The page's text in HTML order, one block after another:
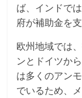
ば、インドで
府が補助金を
欧州地域では
ンとドイツか
は多くのアン
でいるため、